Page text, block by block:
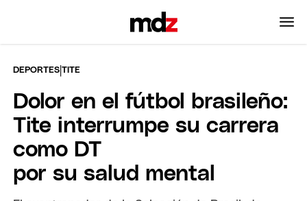
DEPORTES |TITE
Dolor en el fútbol brasileño:
Tite interrumpe su carrera
como DT
por su salud mental